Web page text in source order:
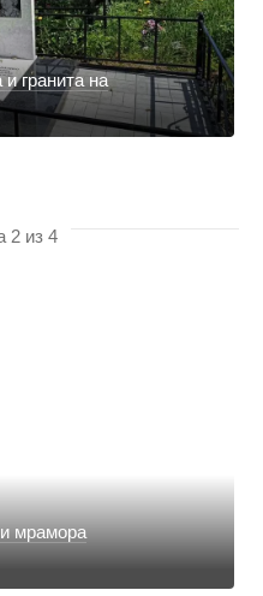
гранита на
2 из 4
мрамора